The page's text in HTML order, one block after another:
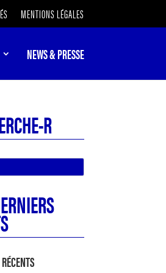
MENTIONS LÉGALES
NEWS & PRESSE
R